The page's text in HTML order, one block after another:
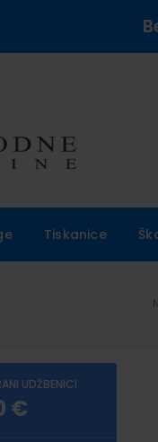
Tiskanice
UDŽBENICI
€